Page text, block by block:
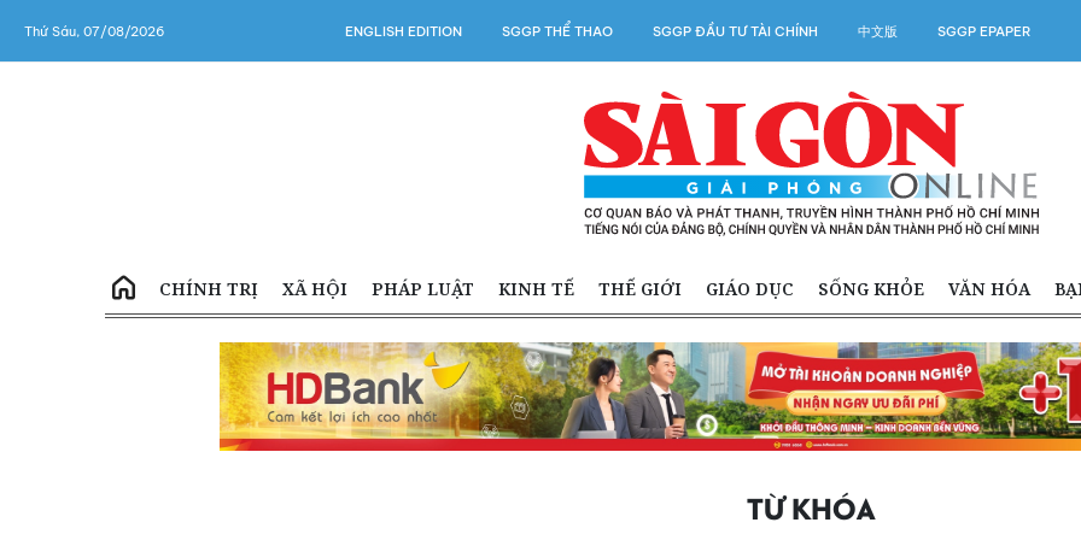
Thứ Sáu, 07/08/2026 ENGLISH EDITION SGGP THỂ THAO SGGP ĐẦU TƯ TÀI CHÍNH 中文版 SGGP EPAPER
CHÍNH TRỊ XÃ HỘI PHÁP LUẬT KINH TẾ THẾ GIỚI GIÁO DỤC SỐNG KHỎE VĂN HÓA
TỪ KHÓA